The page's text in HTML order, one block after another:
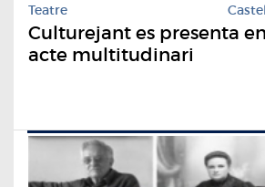
Teatre
Culturejant es presenta
acte multitudinari